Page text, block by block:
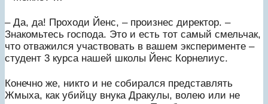
– Да, да! Проходи Йенс, – произнес директор. –
Знакомьтесь господа. Это и есть тот самый смельчак,
что отважился участвовать в вашем эксперименте –
студент 3 курса нашей школы Йенс Корнелиус.
Конечно же, никто и не собирался представлять
Жмыха, как убийцу внука Дракулы, волею или не